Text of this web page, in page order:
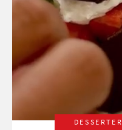
DESSERTER